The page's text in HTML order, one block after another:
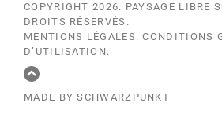
COPYRIGHT 2026. PAYSAGE LIBRE
DROITS RÉSERVÉS.
MENTIONS LÉGALES.CONDITIONS
D’UTILISATION .
MADE BY SCHWARZPUNKT